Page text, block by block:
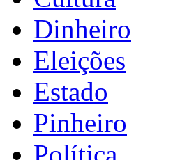
Dinheiro
Eleições
Estado
Pinheiro